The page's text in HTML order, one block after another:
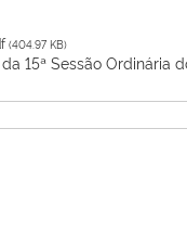
(404.97 KB)
15ª Sessão Ordinária